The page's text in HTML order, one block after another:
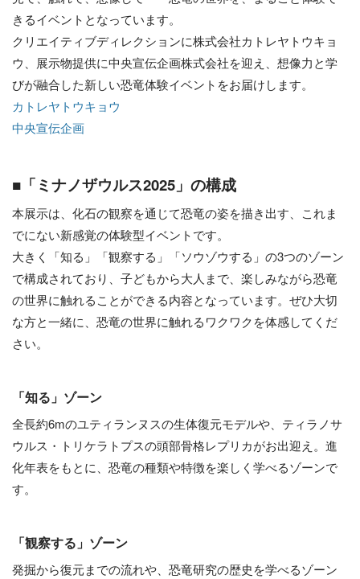
きるイベントとなっています。
クリエイティブディレクションに株式会社カトレヤトウキョ
ウ、展示物提供に中央宣伝企画株式会社を迎え、想像力と学
びが融合した新しい恐竜体験イベントをお届けします。
カトレヤトウキョウ
中央宣伝企画
■「ミナノザウルス2025」の構成
本展示は、化石の観察を通じて恐竜の姿を描き出す、これま
でにない新感覚の体験型イベントです。
大きく「知る」「観察する」「ソウゾウする」の3つのゾーン
で構成されており、子どもから大人まで、楽しみながら恐竜
の世界に触れることができる内容となっています。ぜひ大切
な方と一緒に、恐竜の世界に触れるワクワクを体感してくだ
さい。
「知る」ゾーン
全長約6mのユティランヌスの生体復元モデルや、ティラノサ
ウルス・トリケラトプスの頭部骨格レプリカがお出迎え。進
化年表をもとに、恐竜の種類や特徴を楽しく学べるゾーンで
す。
「観察する」ゾーン
発掘から復元までの流れや、恐竜研究の歴史を学べるゾーン